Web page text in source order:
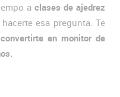
a clases de ajedrez
esa pregunta. Te
en monitor de